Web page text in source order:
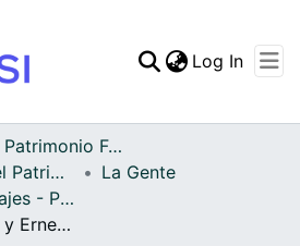
Statistics
Log In
Archivo del Patrimonio Fotográfico y Fílmico del Valle del Cauca
Fondo Archivo del Patrimonio Fotográfico y Fílmico del Valle del Cauca
La Gente
APFFVC - Personajes - Patrimonial
Gerando Ramírez y Ernesto Lasprilla